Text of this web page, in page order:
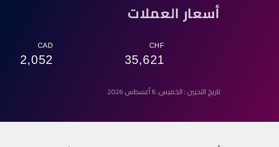
أسعار العملات
CAD
2,052
CHF
35,621
تاريخ التحيين : الخميس، 6 أغسطس 2026